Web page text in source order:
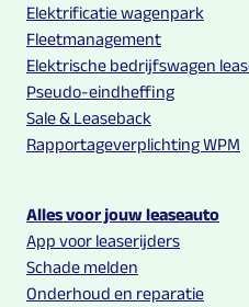
Elektrificatie wagenpark
Fleetmanagement
Elektrische bedrijfswagen
Pseudo-eindheffing
Sale & Leaseback
Rapportageverplichting WPM
Alles voor jouw leaseauto
App voor leaserijders
Schade melden
Onderhoud en reparatie